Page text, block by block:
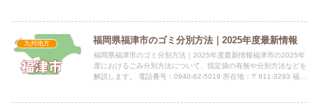
九州地方 福岡県福津市のゴミ分別方法｜2025年度最新情報
福岡県福津市のゴミ分別方法｜2025年度最新情報福津市の2025年
度におけるごみ分別方法について、指定袋の有無や分別方法などを
解説します。 電話番号：0940-62-5019 所在地：〒811-3293 福岡